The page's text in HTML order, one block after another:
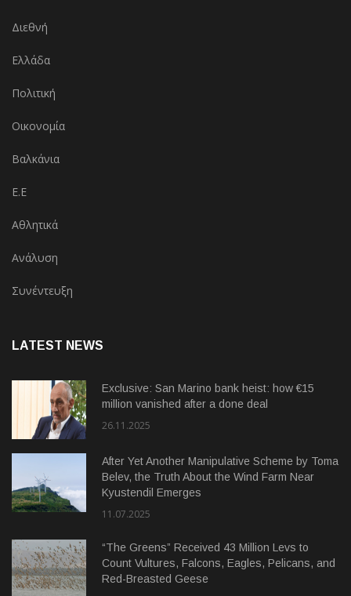
Διεθνή
Ελλάδα
Πολιτική
Οικονομία
Βαλκάνια
Ε.Ε
Αθλητικά
Ανάλυση
Συνέντευξη
LATEST NEWS
Exclusive: San Marino bank heist: how €15
million vanished after a done deal
26.11.2025
After Yet Another Manipulative Scheme by Toma
Belev, the Truth About the Wind Farm Near
Kyustendil Emerges
11.07.2025
“The Greens” Received 43 Million Levs to
Count Vultures, Falcons, Eagles, Pelicans, and
Red-Breasted Geese